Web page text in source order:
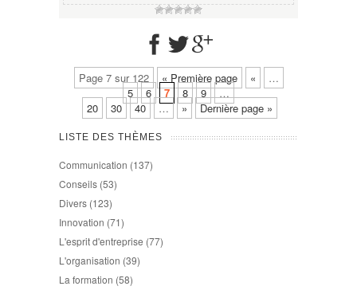
Page 7 sur 122 « Première page «
…
5
6 7 8 9
…
20
30 40 … » Dernière page »
LISTE DES THÈMES
Communication (137)
Conseils (53)
Divers (123)
Innovation (71)
L'esprit d'entreprise (77)
L'organisation (39)
La formation (58)